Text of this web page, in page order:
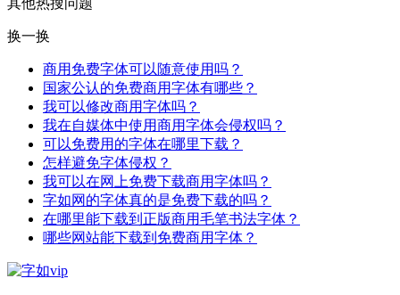
其他热搜问题
换一换
商用免费字体可以随意使用吗？
国家公认的免费商用字体有哪些？
我可以修改商用字体吗？
我在自媒体中使用商用字体会侵权吗？
可以免费用的字体在哪里下载？
怎样避免字体侵权？
我可以在网上免费下载商用字体吗？
字如网的字体真的是免费下载的吗？
在哪里能下载到正版商用毛笔书法字体？
哪些网站能下载到免费商用字体？